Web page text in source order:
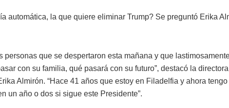
automática, la que quiere eliminar Trump? Se preguntó Erika
personas que se despertaron esta mañana y que
con su familia, qué pasará con su futuro”, destacó la
Almirón. “Hace 41 años que estoy en Filadelfia y ahora
un año o dos si sigue este Presidente”.